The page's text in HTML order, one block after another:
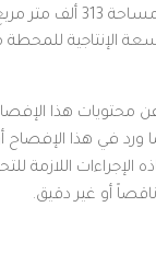
الجدير بالذكر أن
هذا
في هذا الإفصاح
الإجراءات اللازمة
أو غير دقيق.